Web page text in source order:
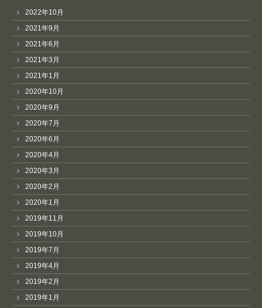
2022年10月
2021年9月
2021年6月
2021年3月
2021年1月
2020年10月
2020年9月
2020年7月
2020年6月
2020年4月
2020年3月
2020年2月
2020年1月
2019年11月
2019年10月
2019年7月
2019年4月
2019年2月
2019年1月